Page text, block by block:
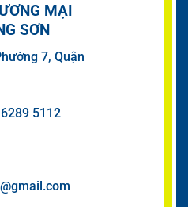
MẠI
SƠN
7, Quận
5112